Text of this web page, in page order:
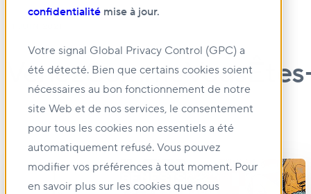
confidentialité mise à jour.
Votre signal Global Privacy Control (GPC) a
été détecté. Bien que certains cookies soient
nécessaires au bon fonctionnement de notre
site Web et de nos services, le consentement
pour tous les cookies non essentiels a été
automatiquement refusé. Vous pouvez
modifier vos préférences à tout moment. Pour
en savoir plus sur les cookies que nous